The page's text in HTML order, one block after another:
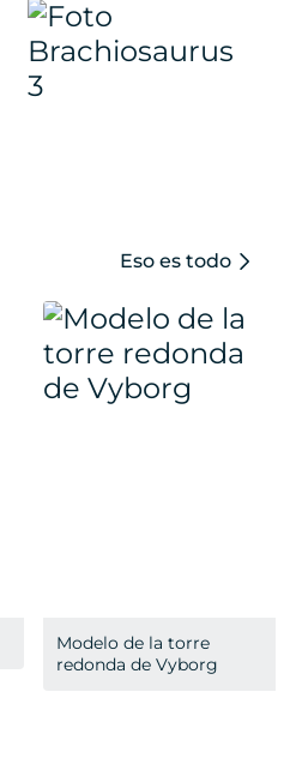
Eso es todo
Modelo de la torre
redonda de Vyborg